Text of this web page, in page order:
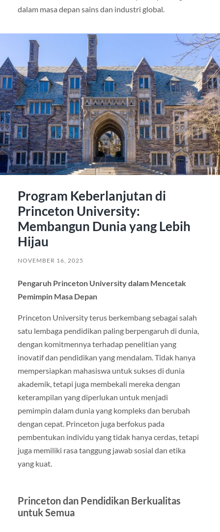
dalam masa depan sains dan industri global.
Program Keberlanjutan di
Princeton University:
Membangun Dunia yang Lebih
Hijau
NOVEMBER 16, 2025
Pengaruh Princeton University dalam Mencetak
Pemimpin Masa Depan
Princeton University terus berkembang sebagai salah
satu lembaga pendidikan paling berpengaruh di dunia,
dengan komitmennya terhadap penelitian yang
inovatif dan pendidikan yang mendalam. Tidak hanya
mempersiapkan mahasiswa untuk sukses di dunia
akademik, tetapi juga membekali mereka dengan
keterampilan yang diperlukan untuk menjadi
pemimpin dalam dunia yang kompleks dan berubah
dengan cepat. Princeton juga berfokus pada
pembentukan individu yang tidak hanya cerdas, tetapi
juga memiliki rasa tanggung jawab sosial dan etika
yang kuat.
Princeton dan Pendidikan Berkualitas
untuk Semua